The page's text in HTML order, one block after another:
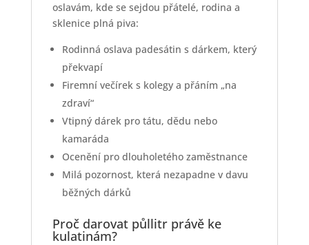
oslavám, kde se sejdou přátelé, rodina a
sklenice plná piva:
Rodinná oslava padesátin s dárkem, který
překvapí
Firemní večírek s kolegy a přáním „na
zdraví“
Vtipný dárek pro tátu, dědu nebo
kamaráda
Ocenění pro dlouholetého zaměstnance
Milá pozornost, která nezapadne v davu
běžných dárků
Proč darovat půllitr právě ke
kulatinám?